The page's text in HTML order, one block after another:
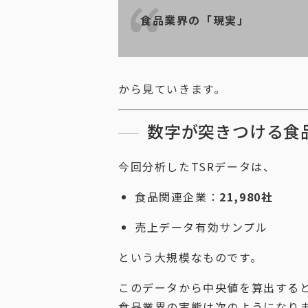
食品業界の「現実」
から見ていきます。
数字が突きつける食
今回分析したTSRデータは、
食品関連企業： 21,980社
売上データ有効サンプル
という大規模なものです。
このデータから中央値を算出すると